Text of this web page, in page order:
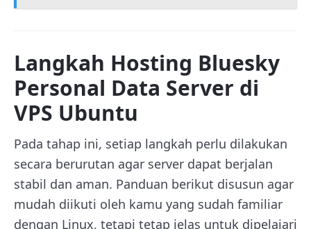
Langkah Hosting Bluesky
Personal Data Server di
VPS Ubuntu
Pada tahap ini, setiap langkah perlu dilakukan
secara berurutan agar server dapat berjalan
stabil dan aman. Panduan berikut disusun agar
mudah diikuti oleh kamu yang sudah familiar
dengan Linux, tetapi tetap jelas untuk dipelajari